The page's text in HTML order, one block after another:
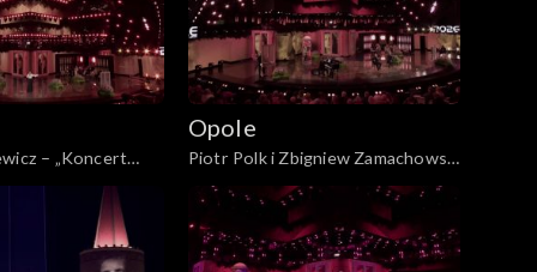
– „Koncert
świerszcze”. 63.
już nie będzie...”.
Magdzie Umer i
Opole
Piotr Polk i Zbigniew Zamachowski
– „Naprawdę nie dzieje się nic”. 63.
KFPP: „Kiedy mnie już nie będzie...”.
Koncert w hołdzie Magdzie Umer i
Agnieszce Osieckiej